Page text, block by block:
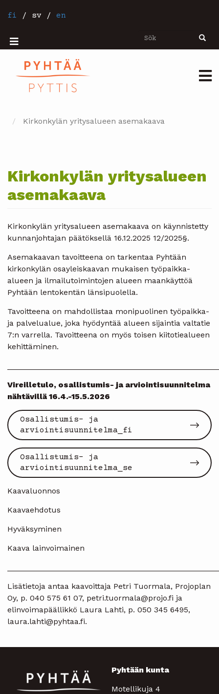
tillfi / sv / en
Sök Sök
Mobiilivalikko
Kirkonkylän yritysalueen asemakaava
Kirkonkylän yritysalueen
asemakaava
Kirkonkylän yritysalueen asemakaava on käynnistetty
kunnanjohtajan päätöksellä 16.12.2025 12/2025§.
Asemakaavan tavoitteena on tarkentaa Pyhtään
kirkonkylän osayleiskaavan mukaisen työpaikka-
alueen ja ilmailutoimintojen alueen maankäyttöä
Pyhtään lentokentän länsipuolella.
Tavoitteena on mahdollistaa monipuolinen työpaikka-
ja palvelualue, joka hyödyntää alueen sijaintia valtatie
7:n varrella. Tavoitteena on myös toisen kiitotiealueen
kehittäminen.
Vireilletulo, osallistumis- ja arviointisuunnitelma
nähtävillä 16.4.-15.5.2026
Osallistumis- ja
arviointisuunnitelma_fi
Osallistumis- ja
arviointisuunnitelma_se
Kaavaluonnos
Kaavaehdotus
Hyväksyminen
Kaava lainvoimainen
Lisätietoja antaa kaavoittaja Petri Tuormala, Projoplan
Oy, p. 040 575 61 07, petri.tuormala@projo.fi ja
elinvoimapäällikkö Laura Lahti, p. 050 345 6495,
laura.lahti@pyhtaa.fi.
Pyhtään kunta
Motellikuja 4